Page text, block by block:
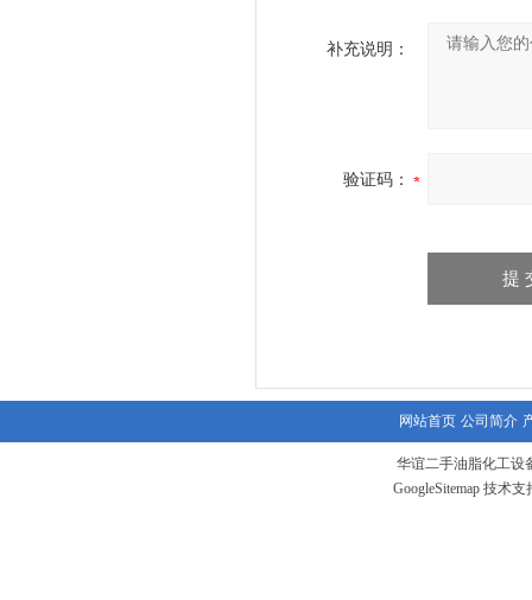
补充说明：
验证码：
网站首页 公司简介
华谊二手油脂化工设
GoogleSitemap 技术支